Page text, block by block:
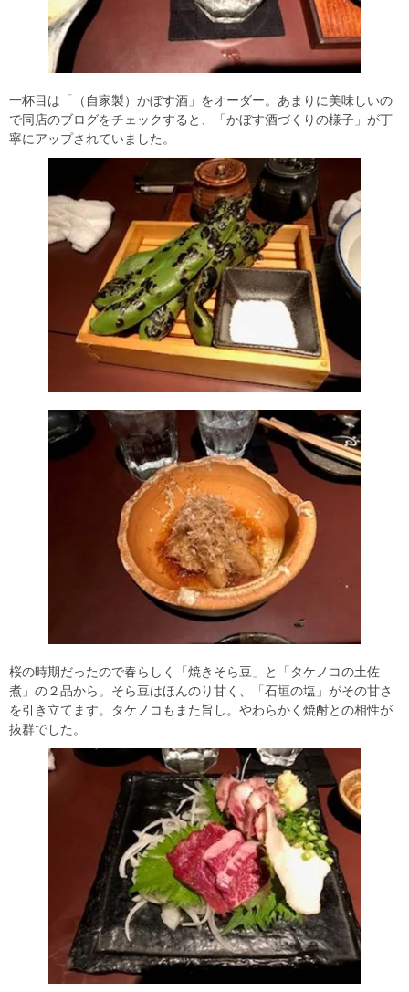
一杯目は「（自家製）かぼす酒」をオーダー。あまりに美味しいの
で同店のブログをチェックすると、「かぼす酒づくりの様子」が丁
寧にアップされていました。
桜の時期だったので春らしく「焼きそら豆」と「タケノコの土佐
煮」の２品から。そら豆はほんのり甘く、「石垣の塩」がその甘さ
を引き立てます。タケノコもまた旨し。やわらかく焼酎との相性が
抜群でした。